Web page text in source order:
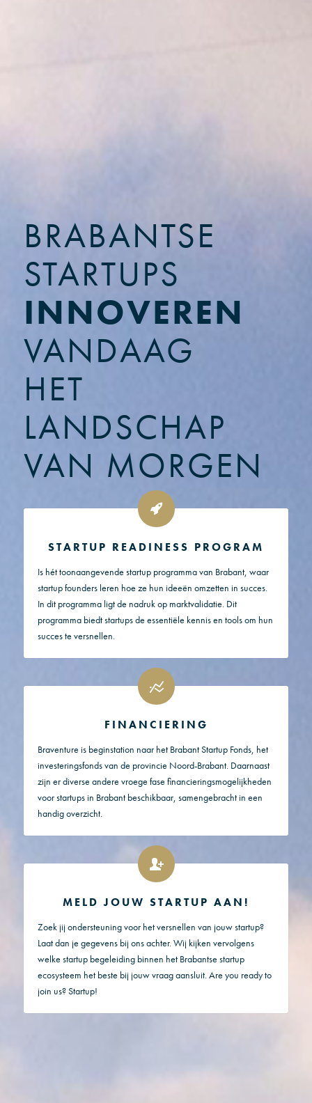
BRABANTSE
STARTUPS
INNOVEREN
VANDAAG
HET
LANDSCHAP
VAN MORGEN
STARTUP READINESS PROGRAM
Is hét toonaangevende startup programma van Brabant, waar
startup founders leren hoe ze hun ideeën omzetten in succes.
In dit programma ligt de nadruk op marktvalidatie. Dit
programma biedt startups de essentiële kennis en tools om hun
succes te versnellen.
FINANCIERING
Braventure is beginstation naar het Brabant Startup Fonds, het
investeringsfonds van de provincie Noord-Brabant. Daarnaast
zijn er diverse andere vroege fase financieringsmogelijkheden
voor startups in Brabant beschikbaar, samengebracht in een
handig overzicht.
MELD JOUW STARTUP AAN!
Zoek jij ondersteuning voor het versnellen van jouw startup?
Laat dan je gegevens bij ons achter. Wij kijken vervolgens
welke startup begeleiding binnen het Brabantse startup
ecosysteem het beste bij jouw vraag aansluit. Are you ready to
join us? Startup!